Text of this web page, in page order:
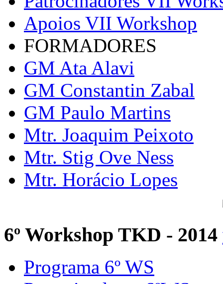
Apoios VII Workshop
FORMADORES
GM Ata Alavi
GM Constantin Zabal
GM Paulo Martins
Mtr. Joaquim Peixoto
Mtr. Stig Ove Ness
Mtr. Horácio Lopes
6º Workshop TKD - 2014
Programa 6º WS